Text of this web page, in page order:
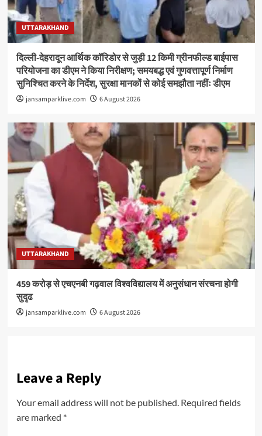
UTTARAKHAND
दिल्ली-देहरादून आर्थिक कॉरिडोर से जुड़ी 12 किमी ग्रीनफील्ड बाईपास
परियोजना का डीएम ने किया निरीक्षण; समयबद्ध एवं गुणवत्तापूर्ण निर्माण
सुनिश्चित करने के निर्देश, सुरक्षा मानकों से कोई समझौता नहींः डीएम
jansamparklive.com 6 August 2026
UTTARAKHAND
459 करोड़ से एचएनबी गढ़वाल विश्वविद्यालय में अनुसंधान संरचना होगी
सुदृढ
jansamparklive.com 6 August 2026
Leave a Reply
Your email address will not be published. Required fields
are marked *